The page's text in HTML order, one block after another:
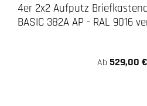
4er 2x2 Aufputz
BASIC 382A AP - RAL 9016
Ab 529,00 €